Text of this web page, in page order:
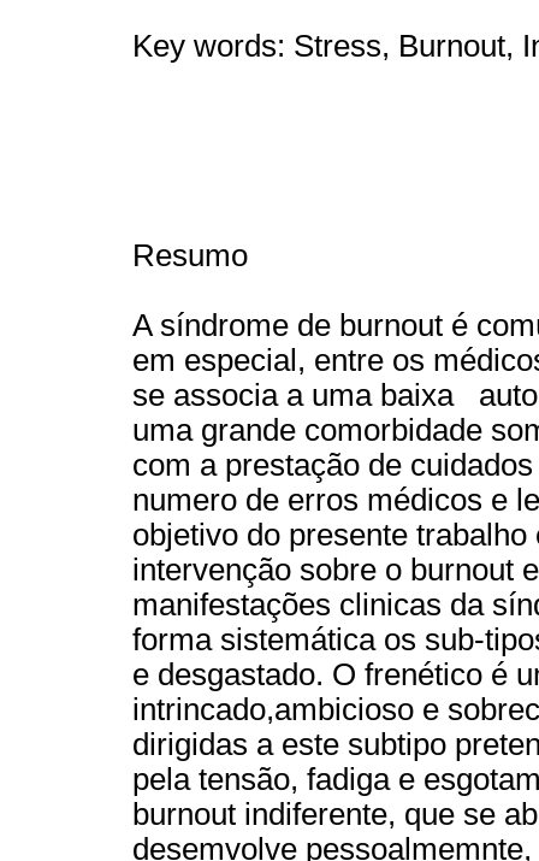
Key words: Stress, Burnout,
Resumo
A síndrome de burnout é
em especial, entre os
se associa a uma baixa
uma grande comorbidade
com a prestação de
numero de erros médicos e
objetivo do presente
intervenção sobre o burnout
manifestações clinicas da
forma sistemática os sub-
e desgastado. O frenético é
intrincado,ambicioso e
dirigidas a este subtipo
pela tensão, fadiga e
burnout indiferente, que se
desemvolve